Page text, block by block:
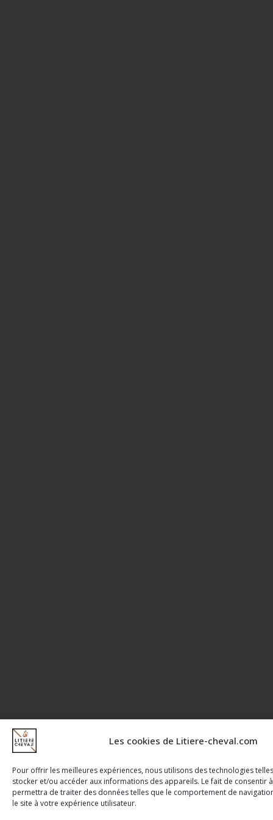
Les cookies de Litiere-cheval.com
Pour offrir les meilleures expériences, nous utilisons des technologies
stocker et/ou accéder aux informations des appareils. Le fait de consentir
permettra de traiter des données telles que le comportement de
le site à votre expérience utilisateur.